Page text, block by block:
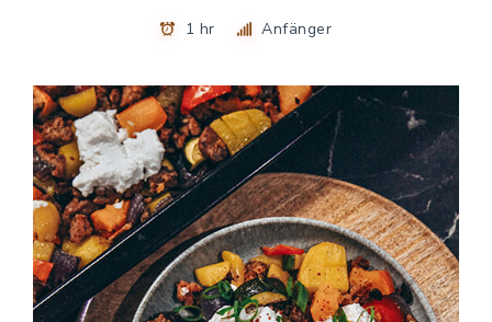
1 hr Anfänger